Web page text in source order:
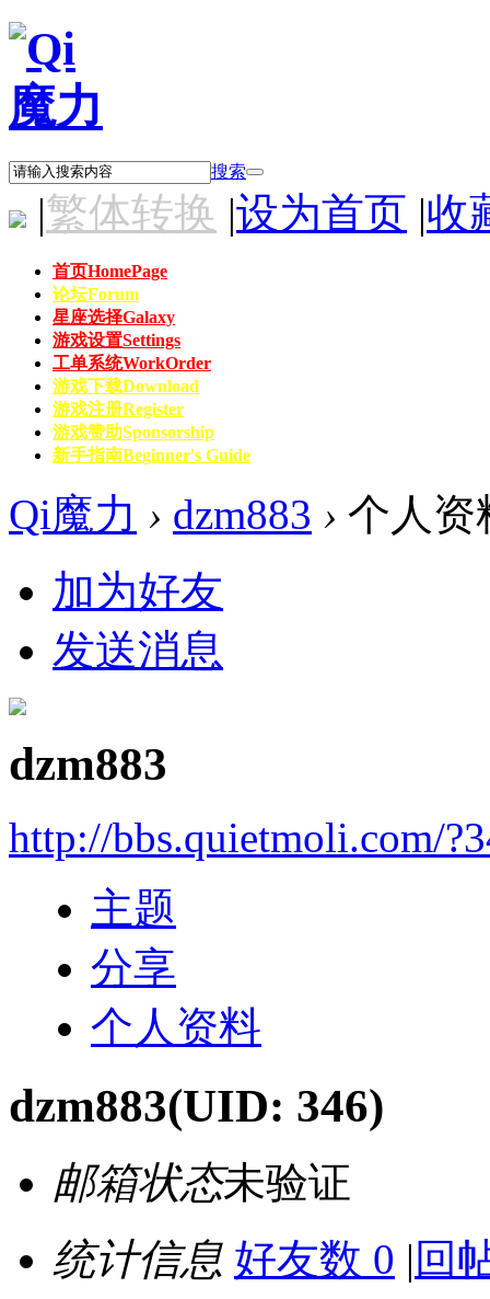
搜索
|繁体转换 |设为首页 |收
首页HomePage
论坛Forum
星座选择Galaxy
游戏设置Settings
工单系统WorkOrder
游戏下载Download
游戏注册Register
游戏赞助Sponsorship
新手指南Beginner's Guide
Qi魔力 › dzm883 › 个人资
加为好友
发送消息
dzm883
http://bbs.quietmoli.com/
主题
分享
个人资料
dzm883(UID: 346)
邮箱状态未验证
统计信息 好友数 0 | 回